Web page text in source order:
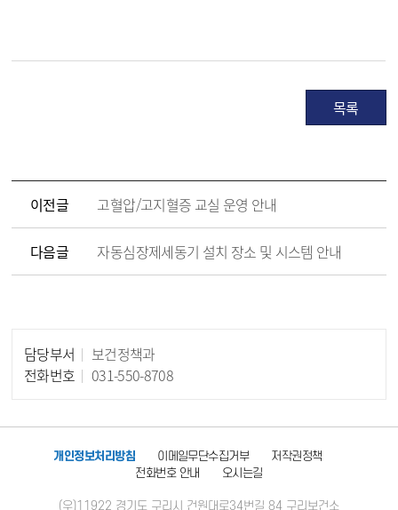
목록
이전글 고혈압/고지혈증 교실 운영 안내
다음글 자동심장제세동기 설치 장소 및 시스템 안내
담당부서
보건정책과
전화번호
031-550-8708
개인정보처리방침 이메일무단수집거부
저작권정책
전화번호 안내
오시는길
(우)11922 경기도 구리시 건원대로34번길 84 구리보건소